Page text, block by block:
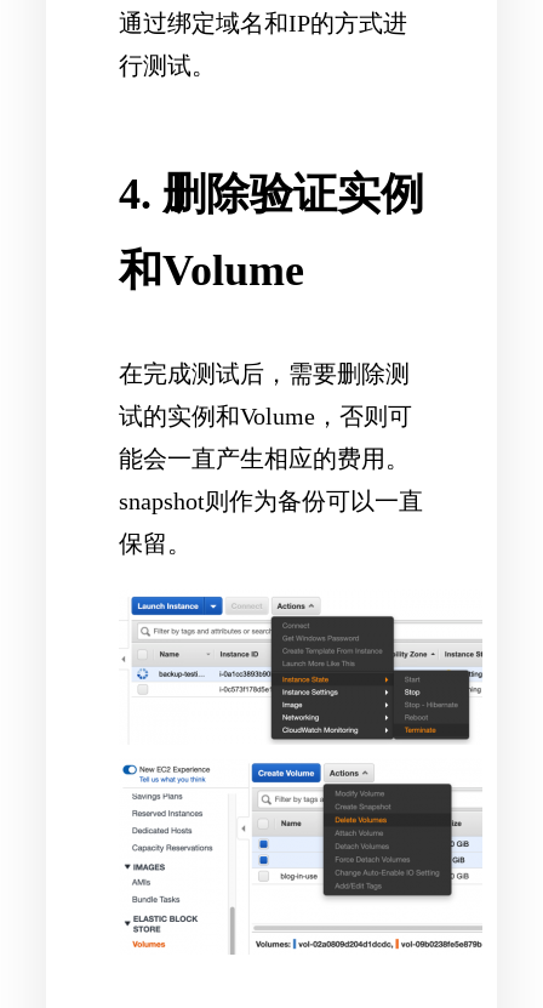
通过绑定域名和IP的方式进
行测试。
4. 删除验证实例
和Volume
在完成测试后，需要删除测
试的实例和Volume，否则可
能会一直产生相应的费用。
snapshot则作为备份可以一直
保留。